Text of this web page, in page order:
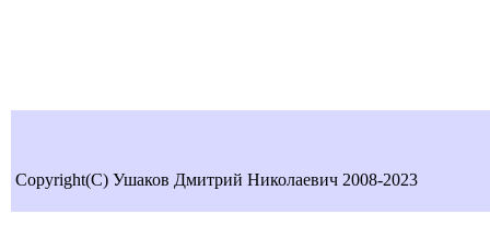
Copyright(C) Ушаков Дмитрий Николаевич 2008-2023